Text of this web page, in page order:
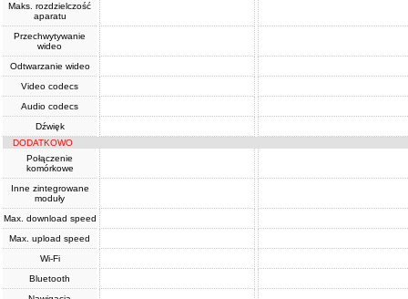
Maks. rozdzielczość
aparatu
Przechwytywanie
wideo
Odtwarzanie wideo
Video codecs
Audio codecs
Dźwięk
DODATKOWO
Połączenie
komórkowe
Inne zintegrowane
moduły
Max. download speed
Max. upload speed
Wi-Fi
Bluetooth